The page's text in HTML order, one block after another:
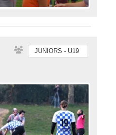
JUNIORS - U19